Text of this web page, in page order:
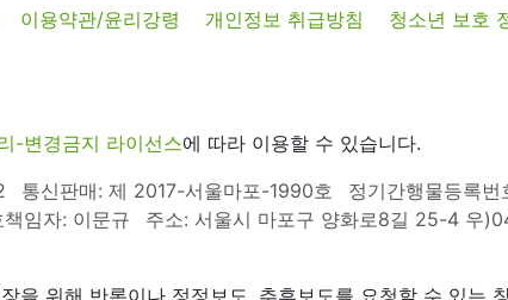
이용약관/윤리강령 개인정보 취급방침
청소년 보호
-변경금지 라이선스에 따라 이용할 수 있습니다.
통신판매: 제 2017-서울마포-1990호
정기간행물등록
임자: 이문규
주소: 서울시 마포구 양화로8길 25-4 우
을 위해 반론이나 정정보도, 추후보도를 요청할 수 있는